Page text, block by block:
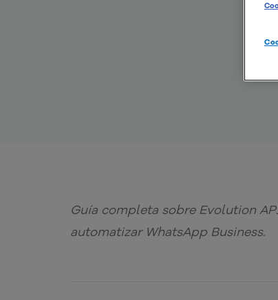
Guía completa sobre Evolution
automatizar WhatsApp Business.